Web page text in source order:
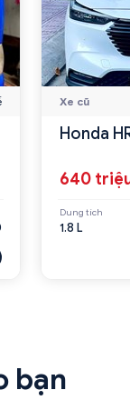
Xe cũ
Honda
640
Dung tích
1.8 L
bạn